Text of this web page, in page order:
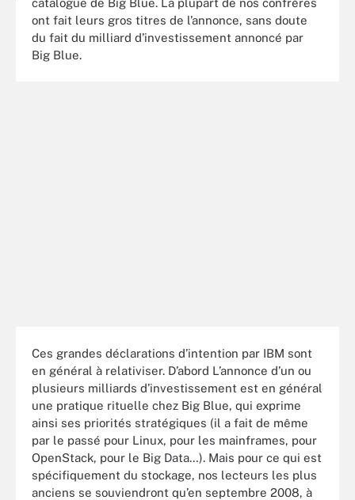
ont fait leurs gros titres de l’annonce, sans doute
du fait du milliard d’investissement annoncé par
Big Blue.
Ces grandes déclarations d’intention par IBM sont
en général à relativiser. D’abord L’annonce d’un ou
plusieurs milliards d’investissement est en général
une pratique rituelle chez Big Blue, qui exprime
ainsi ses priorités stratégiques (il a fait de même
par le passé pour Linux, pour les mainframes, pour
OpenStack, pour le Big Data…). Mais pour ce qui est
spécifiquement du stockage, nos lecteurs les plus
anciens se souviendront qu’en septembre 2008, à